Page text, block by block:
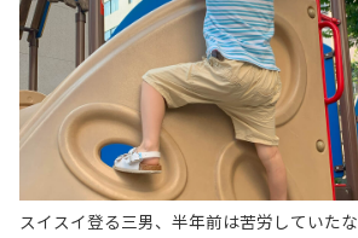
スイスイ登る三男、半年前は苦労していたな